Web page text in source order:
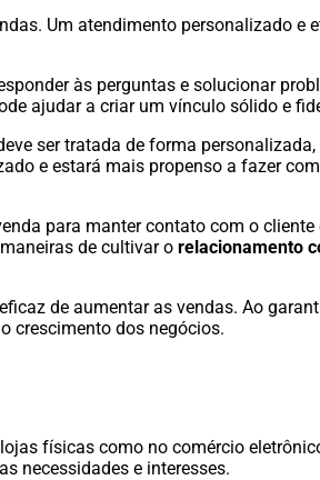
Um atendimento personalizado e
às perguntas e solucionar
ajudar a criar um vínculo sólido e
ser tratada de forma
e estará mais propenso a fazer
para manter contato com o
de cultivar o relacionamento
de aumentar as vendas. Ao
crescimento dos negócios.
físicas como no comércio
necessidades e interesses.